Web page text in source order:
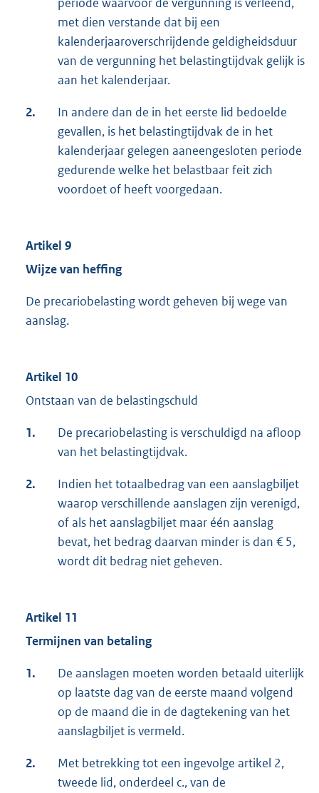
met dien verstande dat bij een
kalenderjaaroverschrijdende geldigheidsduur
van de vergunning het belastingtijdvak gelijk is
aan het kalenderjaar.
2.
In andere dan de in het eerste lid bedoelde
gevallen, is het belastingtijdvak de in het
kalenderjaar gelegen aaneengesloten periode
gedurende welke het belastbaar feit zich
voordoet of heeft voorgedaan.
Artikel 9
Wijze van heffing
De precariobelasting wordt geheven bij wege van
aanslag.
Artikel 10
Ontstaan van de belastingschuld
1.
De precariobelasting is verschuldigd na afloop
van het belastingtijdvak.
2.
Indien het totaalbedrag van een aanslagbiljet
waarop verschillende aanslagen zijn verenigd,
of als het aanslagbiljet maar één aanslag
bevat, het bedrag daarvan minder is dan € 5,
wordt dit bedrag niet geheven.
Artikel 11
Termijnen van betaling
1.
De aanslagen moeten worden betaald uiterlijk
op laatste dag van de eerste maand volgend
op de maand die in de dagtekening van het
aanslagbiljet is vermeld.
2.
Met betrekking tot een ingevolge artikel 2,
tweede lid, onderdeel c., van de